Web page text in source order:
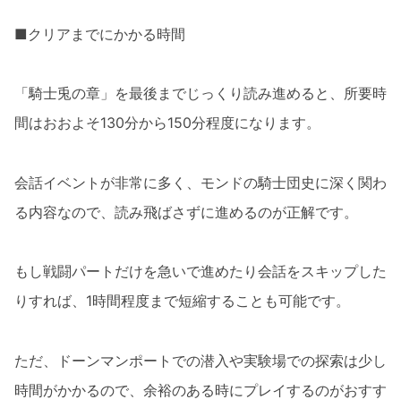
■クリアまでにかかる時間
「騎士兎の章」を最後までじっくり読み進めると、所要時
間はおおよそ130分から150分程度になります。
会話イベントが非常に多く、モンドの騎士団史に深く関わ
る内容なので、読み飛ばさずに進めるのが正解です。
もし戦闘パートだけを急いで進めたり会話をスキップした
りすれば、1時間程度まで短縮することも可能です。
ただ、ドーンマンポートでの潜入や実験場での探索は少し
時間がかかるので、余裕のある時にプレイするのがおすす